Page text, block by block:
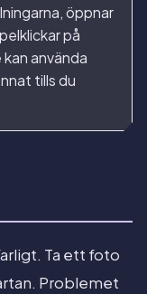
öppnar
på
använda
tills du
Ta ett foto
Problemet